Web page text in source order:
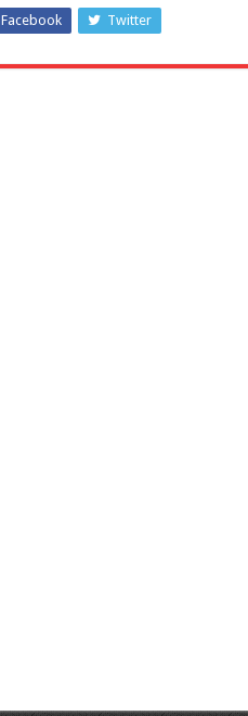
Facebook Twitter